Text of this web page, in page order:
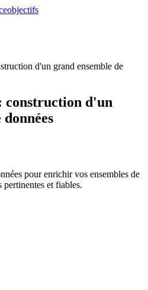
objectifs
d'un grand ensemble de
construction d'un
pour enrichir vos ensembles de
pertinentes et fiables.